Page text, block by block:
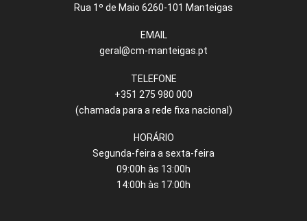
Rua 1º de Maio 6260-101 Manteigas
EMAIL
geral@cm-manteigas.pt
TELEFONE
+351 275 980 000
(chamada para a rede fixa nacional)
HORÁRIO
Segunda-feira a sexta-feira
09:00h às 13:00h
14:00h às 17:00h